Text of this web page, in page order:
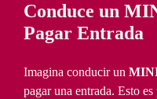
Conduce un
Pagar Entrada
Imagina conducir un
pagar una entrada. Esto